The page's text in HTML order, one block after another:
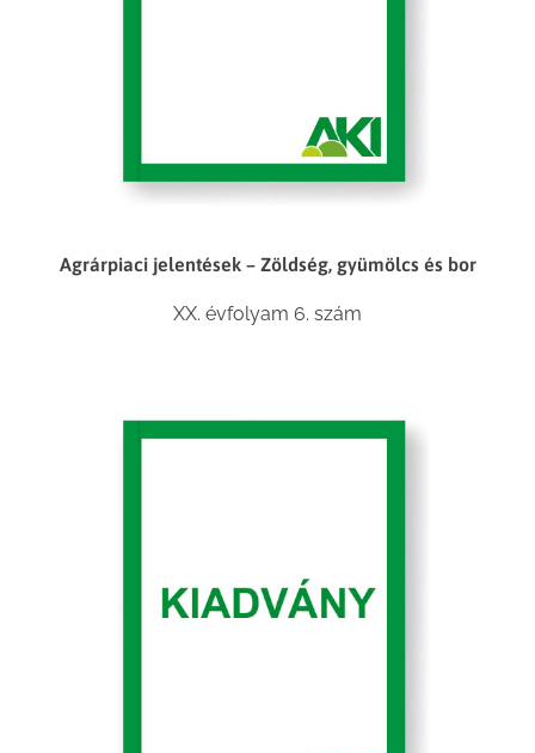
Agrárpiaci jelentések – Zöldség, gyümölcs és bor
XX. évfolyam 6. szám